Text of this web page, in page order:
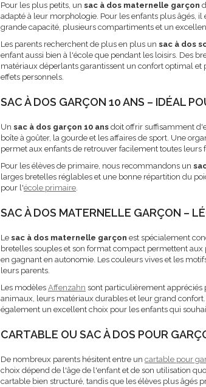
Pour les plus petits, un sac à dos maternelle garçon
adapté à leur morphologie. Pour les enfants plus âgés,
grande capacité, plusieurs compartiments et un
Les parents recherchent de plus en plus un sac à dos
enfant aussi bien à l'école que pendant les loisirs. Des
matériaux déperlants garantissent un confort optimal et
effets personnels.
SAC À DOS GARÇON 10 ANS – IDÉAL
Un sac à dos garçon 10 ans doit offrir suffisamment
boîte à goûter, la gourde et les affaires de sport. Une
permet aux enfants de retrouver facilement toutes leurs
Pour les élèves de primaire, nous recommandons un
larges bretelles réglables et une bonne répartition du
pour l'école primaire.
SAC À DOS MATERNELLE GARÇON –
Le sac à dos maternelle garçon est spécialement
bretelles souples et son format compact permettent
en gagnant en autonomie. Les couleurs vives et les
leurs parents.
Les modèles Affenzahn sont particulièrement appréciés
animaux, leurs matériaux durables et leur grand
également un excellent choix pour les enfants qui
CARTABLE OU SAC À DOS POUR
De nombreux parents hésitent entre un cartable pour
choix dépend de l'âge de l'enfant et de son utilisation
cartable bien structuré, tandis que les élèves plus âgés